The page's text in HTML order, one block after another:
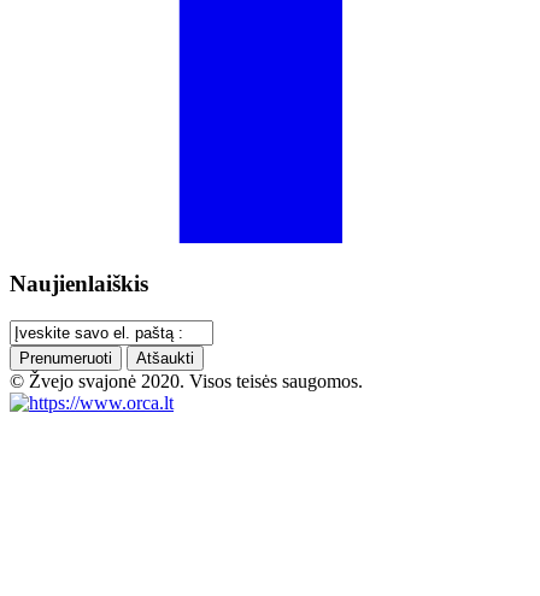
Naujienlaiškis
Prenumeruoti Atšaukti
© Žvejo svajonė 2020. Visos teisės saugomos.